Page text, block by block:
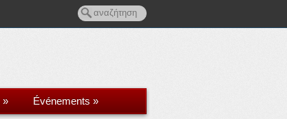
» Événements »